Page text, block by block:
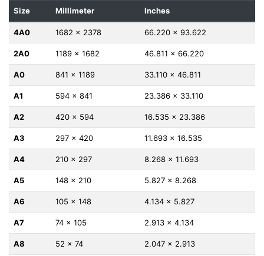
Size Millimeter Inches
4A0 1682 x 2378 66.220 x 93.622
2A0 1189 x 1682 46.811 x 66.220
A0 841 x 1189 33.110 x 46.811
A1 594 x 841 23.386 x 33.110
A2 420 x 594 16.535 x 23.386
A3 297 x 420 11.693 x 16.535
A4 210 x 297 8.268 x 11.693
A5 148 x 210 5.827 x 8.268
A6 105 x 148 4.134 x 5.827
A7 74 x 105 2.913 x 4.134
A8 52 x 74 2.047 x 2.913